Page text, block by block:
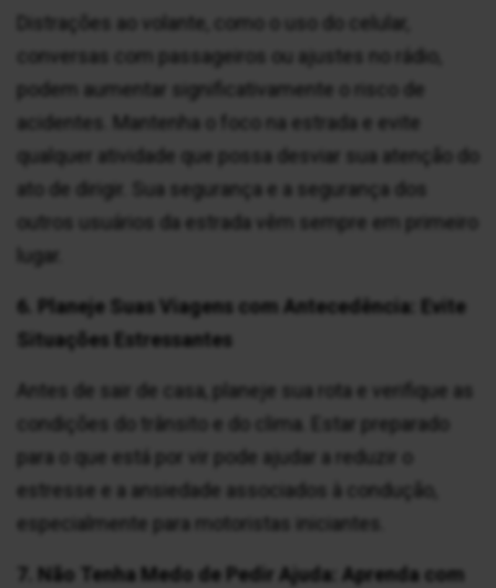
Distrações ao volante, como o uso do celular,
conversas com passageiros ou ajustes no rádio,
podem aumentar significativamente o risco de
acidentes. Mantenha o foco na estrada e evite
qualquer atividade que possa desviar sua atenção do
ato de dirigir. Sua segurança e a segurança dos
outros usuários da estrada vêm sempre em primeiro
lugar.
6. Planeje Suas Viagens com Antecedência: Evite
Situações Estressantes
Antes de sair de casa, planeje sua rota e verifique as
condições do trânsito e do clima. Estar preparado
para o que está por vir pode ajudar a reduzir o
estresse e a ansiedade associados à condução,
especialmente para motoristas iniciantes.
7. Não Tenha Medo de Pedir Ajuda: Aprenda com